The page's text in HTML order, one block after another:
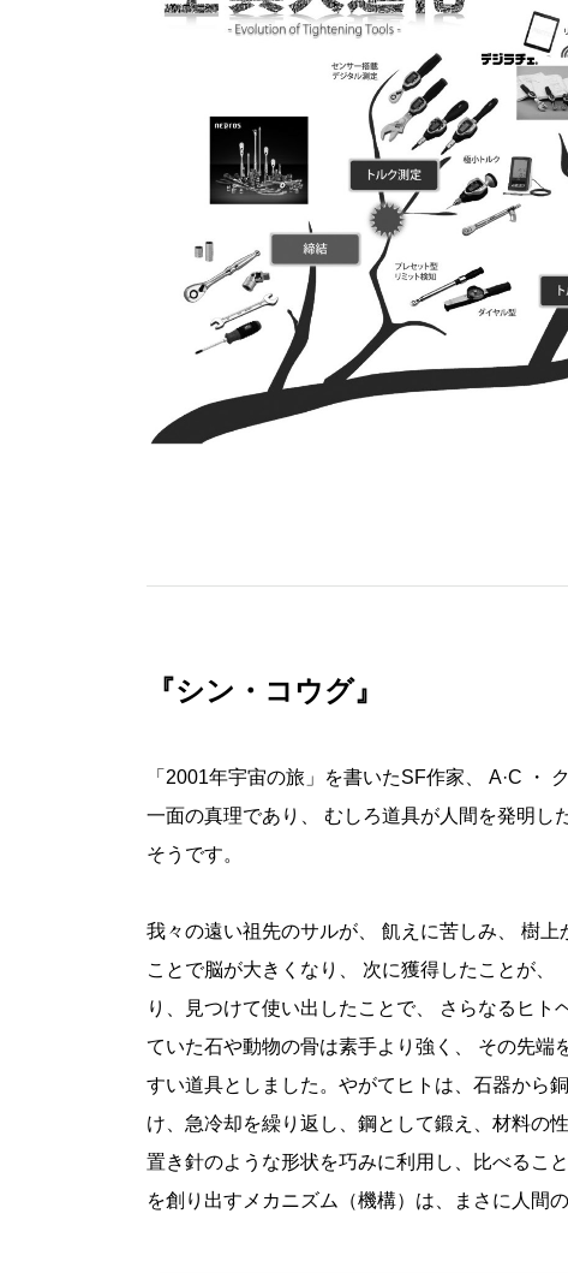
『シン・コウグ』
「 2001年宇宙の旅」を書いたSF作家、 A·C
・
一面の真理であり、 むしろ道具が人間を発明し
そうです。
我々の遠い祖先のサルが、 飢えに苦しみ、 樹
ことで脳が大きくなり、 次に獲得したことが、
り、見つけて使い出したことで、 さらなるヒ
ていた石や動物の骨は素手より強く、 その先端
すい道具としました。やがてヒトは、石器から
け、急冷却を繰り返し、鋼として鍛え、材料の
置き針のような形状を巧みに利用し、比べるこ
を創り出すメカニズム（機構）は、まさに人間